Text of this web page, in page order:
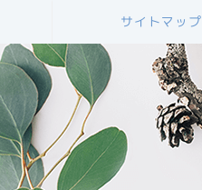
サイトマップ